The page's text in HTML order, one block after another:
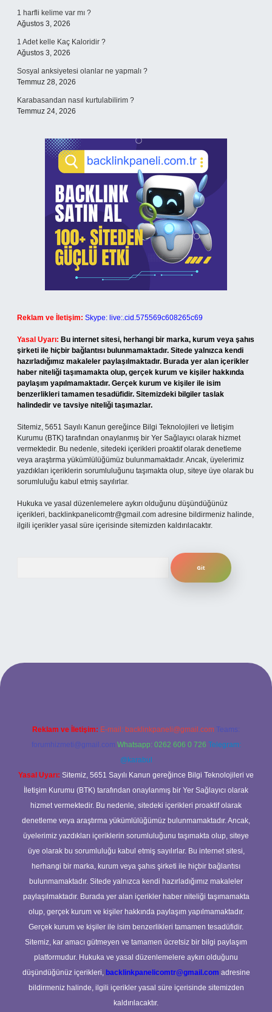
1 harfli kelime var mı ?
Ağustos 3, 2026
1 Adet kelle Kaç Kaloridir ?
Ağustos 3, 2026
Sosyal anksiyetesi olanlar ne yapmalı ?
Temmuz 28, 2026
Karabasandan nasıl kurtulabilirim ?
Temmuz 24, 2026
Reklam ve İletişim: Skype: live:.cid.575569c608265c69
Yasal Uyarı: Bu internet sitesi, herhangi bir marka, kurum veya şahıs
şirketi ile hiçbir bağlantısı bulunmamaktadır. Sitede yalnızca kendi
hazırladığımız makaleler paylaşılmaktadır. Burada yer alan içerikler
haber niteliği taşımamakta olup, gerçek kurum ve kişiler hakkında
paylaşım yapılmamaktadır. Gerçek kurum ve kişiler ile isim
benzerlikleri tamamen tesadüfidir. Sitemizdeki bilgiler taslak
halindedir ve tavsiye niteliği taşımazlar.
Sitemiz, 5651 Sayılı Kanun gereğince Bilgi Teknolojileri ve İletişim
Kurumu (BTK) tarafından onaylanmış bir Yer Sağlayıcı olarak hizmet
vermektedir. Bu nedenle, sitedeki içerikleri proaktif olarak denetleme
veya araştırma yükümlülüğümüz bulunmamaktadır. Ancak, üyelerimiz
yazdıkları içeriklerin sorumluluğunu taşımakta olup, siteye üye olarak bu
sorumluluğu kabul etmiş sayılırlar.
Hukuka ve yasal düzenlemelere aykırı olduğunu düşündüğünüz
içerikleri, backlinkpanelicomtr@gmail.com adresine bildirmeniz halinde,
ilgili içerikler yasal süre içerisinde sitemizden kaldırılacaktır.
adresi
Reklam ve İletişim: E-mail: backlinkpaneli@gmail.com Teams:
forumhizmeti@gmail.com Whatsapp: 0262 606 0 726 Telegram:
@karabul
Yasal Uyarı: Sitemiz, 5651 Sayılı Kanun gereğince Bilgi Teknolojileri ve
İletişim Kurumu (BTK) tarafından onaylanmış bir Yer Sağlayıcı olarak
hizmet vermektedir. Bu nedenle, sitedeki içerikleri proaktif olarak
denetleme veya araştırma yükümlülüğümüz bulunmamaktadır. Ancak,
üyelerimiz yazdıkları içeriklerin sorumluluğunu taşımakta olup, siteye
üye olarak bu sorumluluğu kabul etmiş sayılırlar. Bu internet sitesi,
herhangi bir marka, kurum veya şahıs şirketi ile hiçbir bağlantısı
bulunmamaktadır. Sitede yalnızca kendi hazırladığımız makaleler
paylaşılmaktadır. Burada yer alan içerikler haber niteliği taşımamakta
olup, gerçek kurum ve kişiler hakkında paylaşım yapılmamaktadır.
Gerçek kurum ve kişiler ile isim benzerlikleri tamamen tesadüfidir.
Sitemiz, kar amacı gütmeyen ve tamamen ücretsiz bir bilgi paylaşım
platformudur. Hukuka ve yasal düzenlemelere aykırı olduğunu
düşündüğünüz içerikleri, backlinkpanelicomtr@gmail.com adresine
bildirmeniz halinde, ilgili içerikler yasal süre içerisinde sitemizden
kaldırılacaktır.